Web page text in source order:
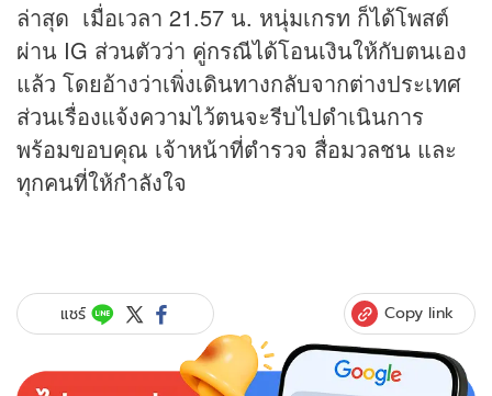
ล่าสุด เมื่อเวลา 21.57 น. หนุ่มเกรท ก็ได้โพสต์
ผ่าน IG ส่วนตัวว่า คู่กรณีได้โอนเงินให้กับตนเอง
แล้ว โดยอ้างว่าเพิ่งเดินทางกลับจากต่างประเทศ
ส่วนเรื่องแจ้งความไว้ตนจะรีบไปดำเนินการ
พร้อมขอบคุณ เจ้าหน้าที่ตำรวจ สื่อมวลชน และ
ทุกคนที่ให้กำลังใจ
แชร์ Copy link